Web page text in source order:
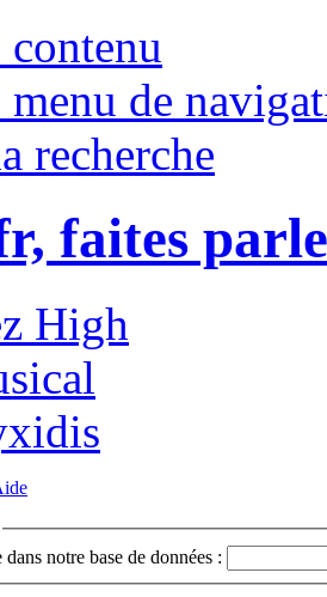
de
recherche
faites
notre base de données :